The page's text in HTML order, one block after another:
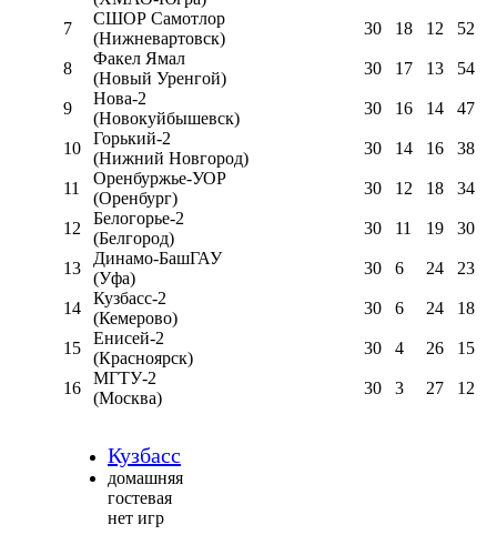
7
СШОР Самотлор
(Нижневартовск)
30 18 12 52
8
Факел Ямал
(Новый Уренгой)
30 17 13 54
9
Нова-2
(Новокуйбышевск)
30 16 14 47
10
Горький-2
(Нижний Новгород)
30 14 16 38
11
Оренбуржье-УОР
(Оренбург)
30 12 18 34
12
Белогорье-2
(Белгород)
30 11 19 30
13
Динамо-БашГАУ
(Уфа)
30 6 24 23
14
Кузбасс-2
(Кемерово)
30 6 24 18
15
Енисей-2
(Красноярск)
30 4 26 15
16
МГТУ-2
(Москва)
30 3 27 12
Кузбасс
домашняя
гостевая
нет игр